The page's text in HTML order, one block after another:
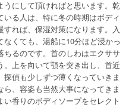
うにして頂ければと思います。乾
る人は、特に冬の時期はボディ
れば、保湿対策になります。入
くても、湯船に10分ほど浸かっ
るのです。首のしわはエクササ
上を向いて顎を突き出し、首近
偵も少しずつ薄くなっていきま
、容姿も当然大事になってきま
香りのボディソープをセレクト